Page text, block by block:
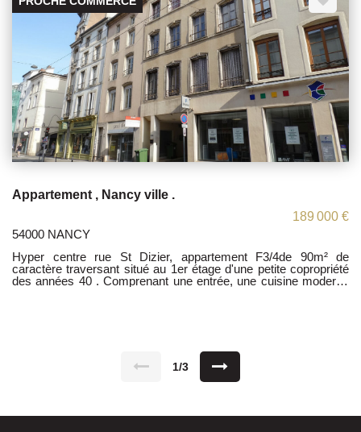
informations sur les risques auxquels ce bien est exposé sont
disponibles sur le site Géorisques : www.georisques.gouv.fr
Appartement , Nancy ville .
189 000 €
54000 NANCY
Hyper centre rue St Dizier, appartement F3/4de 90m² de
caractère traversant situé au 1er étage d'une petite copropriété
des années 40 . Comprenant une entrée, une cuisine moderne
1/3